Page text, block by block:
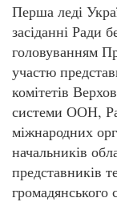
Перша леді
засіданні Ради
головуванням
участю
комітетів
системи ООН,
міжнародних
начальників
представників
громадянського